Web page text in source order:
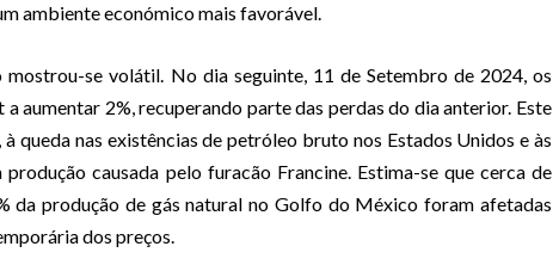
ambiente económico mais favorável.
se volátil. No dia seguinte, 11 de Setembro de 2024, os
aumentar 2%, recuperando parte das perdas do dia anterior. Este
queda nas existências de petróleo bruto nos Estados Unidos e às
causada pelo furacão Francine. Estima-se que cerca de
da produção de gás natural no Golfo do México foram afetadas
dos preços.